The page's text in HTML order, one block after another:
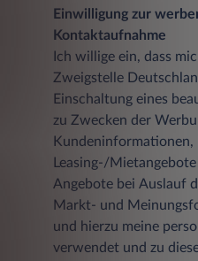
Einwilligung zur
Kontaktaufnahme
Ich willige ein, dass
Zweigstelle
Einschaltung eines
zu Zwecken der
Kundeninformationen,
Leasing-/
Angebote bei Auslauf
Markt- und
und hierzu meine
verwendet und zu